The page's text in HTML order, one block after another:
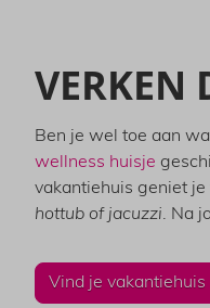
VERKEN
Ben je wel toe aan
wellness huisje
vakantiehuis geniet
hottub of jacuzzi. Na
Vind je